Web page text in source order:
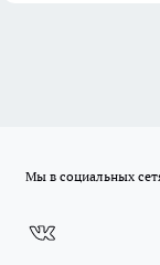
Мы в социальных